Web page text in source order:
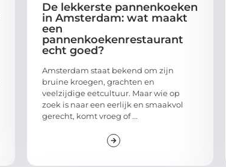
De lekkerste pannenkoeken
in Amsterdam: wat maakt
een
pannenkoekenrestaurant
echt goed?
Amsterdam staat bekend om zijn
bruine kroegen, grachten en
veelzijdige eetcultuur. Maar wie op
zoek is naar een eerlijk en smaakvol
gerecht, komt vroeg of ...